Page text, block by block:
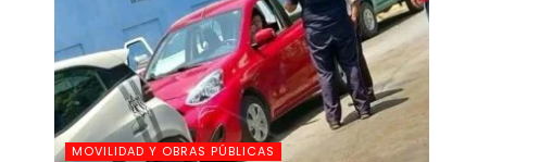
MOVILIDAD Y OBRAS PÚBLICAS